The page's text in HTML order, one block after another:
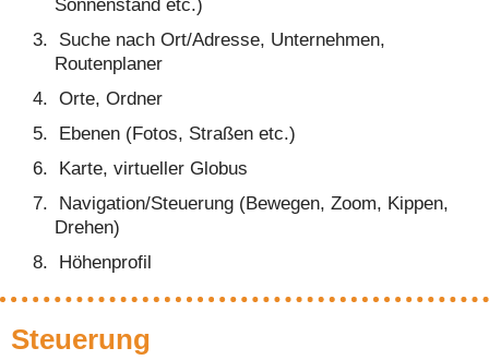
Sonnenstand etc.)
Suche nach Ort/Adresse, Unternehmen,
Routenplaner
Orte, Ordner
Ebenen (Fotos, Straßen etc.)
Karte, virtueller Globus
Navigation/Steuerung (Bewegen, Zoom, Kippen,
Drehen)
Höhenprofil
Steuerung